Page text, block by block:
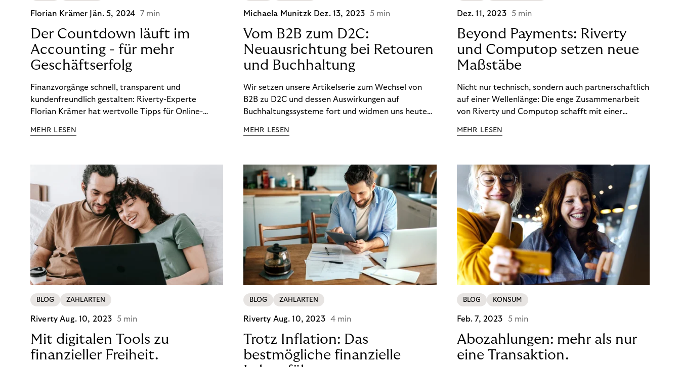
Florian Krämer Jän. 5, 2024 7 min
Der Countdown läuft im
Accounting - für mehr
Geschäftserfolg
Finanzvorgänge schnell, transparent und
kundenfreundlich gestalten: Riverty-Experte
Florian Krämer hat wertvolle Tipps für Online-
möchten.
MEHR LESEN
Michaela Munitzk Dez. 13, 2023 5 min
Vom B2B zum D2C:
Neuausrichtung bei Retouren
und Buchhaltung
Wir setzen unsere Artikelserie zum Wechsel von
B2B zu D2C und dessen Auswirkungen auf
Buchhaltungssysteme fort und widmen uns heute
im D2C-Bereich.
MEHR LESEN
Dez. 11, 2023 5 min
Beyond Payments: Riverty
und Computop setzen neue
Maßstäbe
Nicht nur technisch, sondern auch partnerschaftlich
auf einer Wellenlänge: Die enge Zusammenarbeit
von Riverty und Computop schafft mit einer
Zahlungsabwicklung echte Mehrwerte für Händler.
MEHR LESEN
BLOG ZAHLARTEN
RivertyAug. 10, 2023 5 min
Mit digitalen Tools zu
finanzieller Freiheit.
BLOG ZAHLARTEN
Riverty Aug. 10, 2023 4 min
Trotz Inflation: Das
bestmögliche finanzielle
BLOG KONSUM
Feb. 7, 2023 5 min
Abozahlungen: mehr als nur
eine Transaktion.